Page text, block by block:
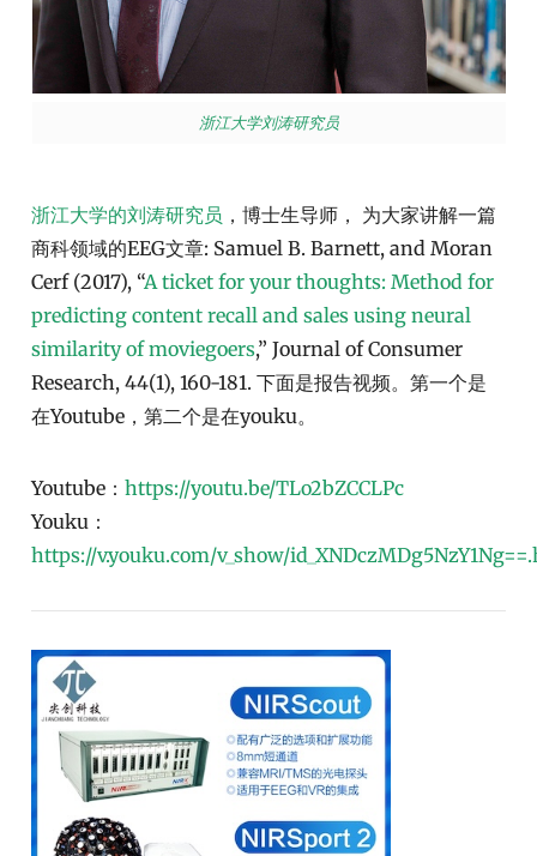
浙江大学刘涛研究员
浙江大学的刘涛研究员 ，博士生导师， 为大家讲解一篇
商科领域的EEG文章: Samuel B. Barnett, and Moran
Cerf (2017), “A ticket for your thoughts: Method for
predicting content recall and sales using neural
similarity of moviegoers,” Journal of Consumer
Research, 44(1), 160-181. 下面是报告视频。第一个是
在Youtube，第二个是在youku。
Youtube：https://youtu.be/TLo2bZCCLPc
Youku：
https://v.youku.com/v_show/